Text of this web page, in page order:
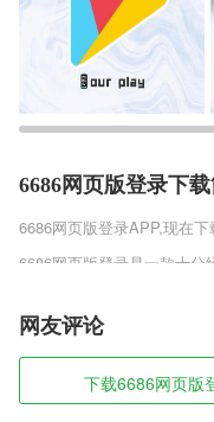
6686网页版登录下
6686网页版登录APP,现在
6686网页版登录是一款十
够让你体会到游戏带来的
更是能够让你轻松的领取到
快的升级变强。
6686网页版登录软件
1,【考勤】移动打卡、申诉
网友评论
下载6686网页版